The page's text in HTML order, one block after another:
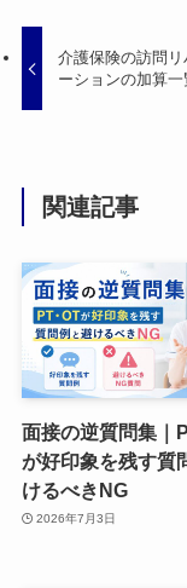
介護保険の訪問リ
ーションの加算一
関連記事
面接の逆質問集｜
が好印象を残す質
けるべきNG
2026年7月3日